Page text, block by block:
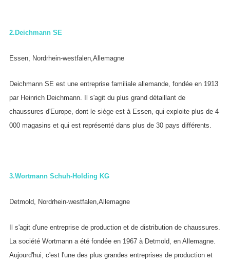
2. Deichmann SE
Essen, Nordrhein-westfalen,Allemagne
Deichmann SE est une entreprise familiale allemande, fondée en 1913
par Heinrich Deichmann. Il s'agit du plus grand détaillant de
chaussures d'Europe, dont le siège est à Essen, qui exploite plus de 4
000 magasins et qui est représenté dans plus de 30 pays différents.
3.Wortmann Schuh-Holding KG
Detmold, Nordrhein-westfalen,Allemagne
Il s'agit d'une entreprise de production et de distribution de chaussures.
La société Wortmann a été fondée en 1967 à Detmold, en Allemagne.
Aujourd'hui, c'est l'une des plus grandes entreprises de production et